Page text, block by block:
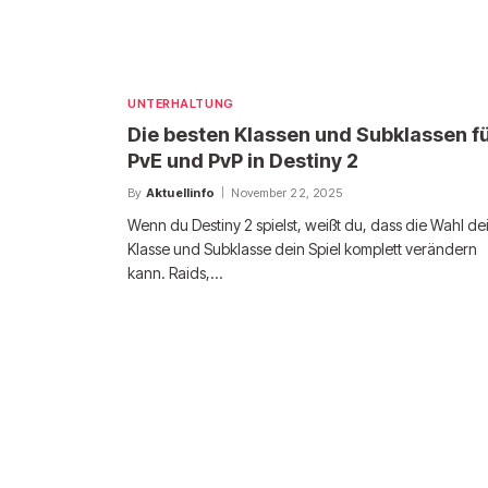
UNTERHALTUNG
Die besten Klassen und Subklassen
PvE und PvP in Destiny 2
By Aktuellinfo November 22, 2025
Wenn du Destiny 2 spielst, weißt du, dass die Wahl
Klasse und Subklasse dein Spiel komplett verändern
kann. Raids,…